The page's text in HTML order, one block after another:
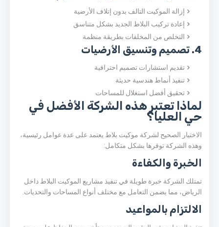
إزالة الموكيت التالف بدون إتلاف الأرضية
إعادة تركيب البلاط الجديد بشكل متناسق
التخلص من المخلفات بطريقة منظمة
4. تصميم وتنسيق الأرضيات
تقديم استشارات تصميم احترافية
تنفيذ أنماط هندسية حديثة
تحقيق أفضل استغلال للمساحات
لماذا تعتبر هذه الشركة الأفضل في
حي العليا؟
الاختيار الصحيح لشركة موكيت بلاط يعتمد على عدة عوامل رئيسية،
وهذه الشركة توفرها بشكل متكامل:
الخبرة والكفاءة
تمتلك الشركة خبرة طويلة في تنفيذ مشاريع الموكيت البلاط داخل
الرياض، مما يضمن التعامل مع مختلف أنواع المساحات والتحديات.
الالتزام بالمواعيد